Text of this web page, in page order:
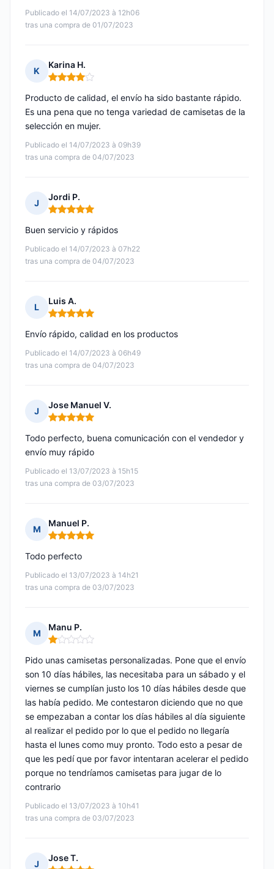
Publicado el 14/07/2023 à 12h06
tras una compra de 01/07/2023
K
Karina H.
Nota: 4 de 5
Publicado el 14/07/2023 à 09h39
tras una compra de 04/07/2023
Producto de calidad, el envío ha sido bastante rápido.
Es una pena que no tenga variedad de camisetas de la
selección en mujer.
J
Jordi P.
Nota: 5 de 5
Publicado el 14/07/2023 à 07h22
tras una compra de 04/07/2023
Buen servicio y rápidos
L
Luis A.
Nota: 5 de 5
Publicado el 14/07/2023 à 06h49
tras una compra de 04/07/2023
Envío rápido, calidad en los productos
J
Jose Manuel V.
Nota: 5 de 5
Publicado el 13/07/2023 à 15h15
tras una compra de 03/07/2023
Todo perfecto, buena comunicación con el vendedor y
envío muy rápido
M
Manuel P.
Nota: 5 de 5
Publicado el 13/07/2023 à 14h21
tras una compra de 03/07/2023
Todo perfecto
M
Manu P.
Nota: 1 de 5
Publicado el 13/07/2023 à 10h41
tras una compra de 03/07/2023
Pido unas camisetas personalizadas. Pone que el envío
son 10 días hábiles, las necesitaba para un sábado y el
viernes se cumplían justo los 10 días hábiles desde que
las había pedido. Me contestaron diciendo que no que
se empezaban a contar los días hábiles al día siguiente
al realizar el pedido por lo que el pedido no llegaría
hasta el lunes como muy pronto. Todo esto a pesar de
que les pedí que por favor intentaran acelerar el pedido
porque no tendríamos camisetas para jugar de lo
contrario
J
Jose T.